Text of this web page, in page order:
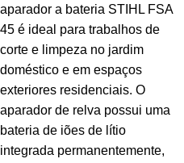
aparador a bateria STIHL FSA
45 é ideal para trabalhos de
corte e limpeza no jardim
doméstico e em espaços
exteriores residenciais. O
aparador de relva possui uma
bateria de iões de lítio
integrada permanentemente,